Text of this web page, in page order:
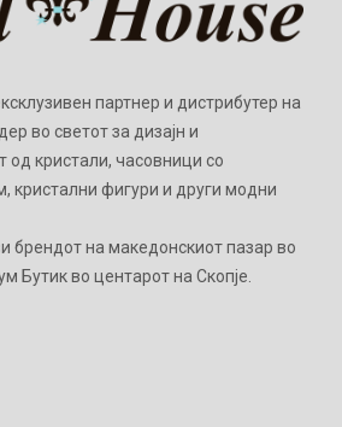
партнер и дистрибутер на
во светот за дизајн и
од кристали, часовници со
кристални фигури и други модни
брендот на македонскиот пазар во
Бутик во центарот на Скопје.